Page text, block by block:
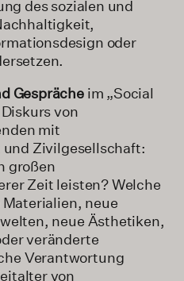
des sozialen und
oder
Gesprächeim „Social
von
mit
Zivilgesellschaft:
großen
Zeit leisten? Welche
Materialien, neue
neue Ästhetiken,
veränderte
Verantwortung
von